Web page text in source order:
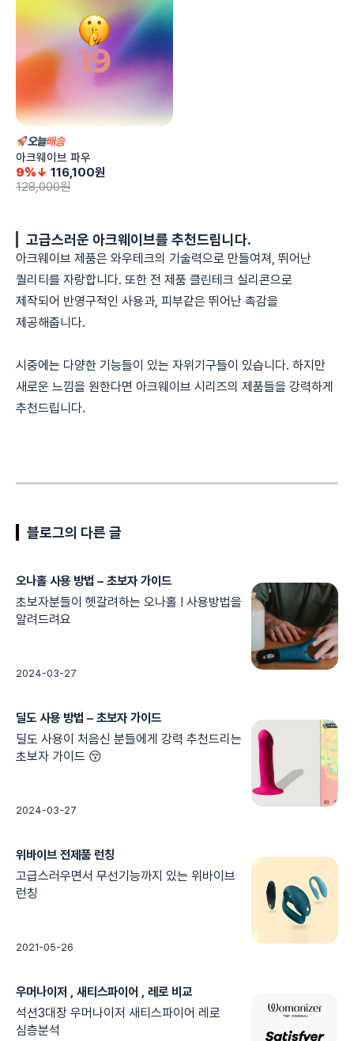
아크웨이브 파우
9%↓ 116,100원
128,000원
고급스러운 아크웨이브를 추천드립니다.
아크웨이브 제품은 와우테크의 기술력으로 만들여져, 뛰어난
퀄리티를 자랑합니다. 또한 전 제품 클린테크 실리콘으로
제작되어 반영구적인 사용과, 피부같은 뛰어난 촉감을
제공해줍니다.
시중에는 다양한 기능들이 있는 자위기구들이 있습니다. 하지만
새로운 느낌을 원한다면 아크웨이브 시리즈의 제품들을 강력하게
추천드립니다.
블로그의 다른 글
오나홀 사용 방법 – 초보자 가이드
초보자분들이 헷갈려하는 오나홀 ! 사용방법을
알려드려요
2024-03-27
딜도 사용 방법 – 초보자 가이드
딜도 사용이 처음신 분들에게 강력 추천드리는
초보자 가이드 😚
2024-03-27
위바이브 전제품 런칭
고급스러우면서 무선기능까지 있는 위바이브
런칭
2021-05-26
우머나이저 , 새티스파이어 , 레로 비교
석션3대장 우머나이저 새티스파이어 레로
심층분석